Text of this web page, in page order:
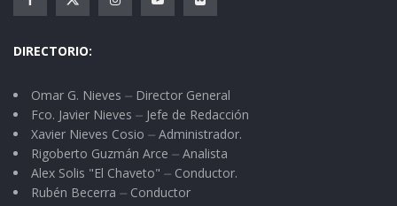
DIRECTORIO:
Omar G. Nieves ⏤ Director General
Fco. Javier Nieves ⏤ Jefe de Redacción
Xavier Nieves Cosio ⏤ Administrador.
Rigoberto Guzmán Arce ⏤ Analista
Alex Solis "El Chaveto" ⏤ Conductor.
Rubén Becerra ⏤ Conductor